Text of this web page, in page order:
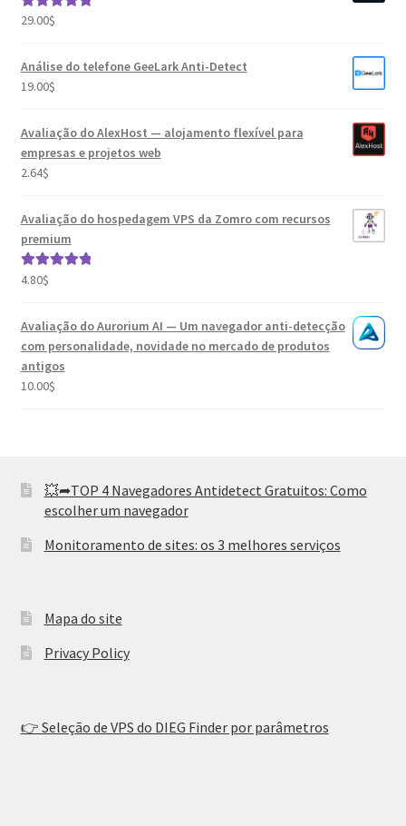
Avaliação
29.00$
Análise do telefone GeeLark Anti-Detect
19.00$
Avaliação do AlexHost — alojamento flexível para
empresas e projetos web
2.64$
Avaliação do hospedagem VPS da Zomro com recursos
premium
Avaliação
4.80$
Avaliação do Aurorium AI — Um navegador anti-detecção
com personalidade, novidade no mercado de produtos
antigos
10.00$
💥➦TOP 4 Navegadores Antidetect Gratuitos: Como
escolher um navegador
Monitoramento de sites: os 3 melhores serviços
Mapa do site
Privacy Policy
👉 Seleção de VPS do DIEG Finder por parâmetros